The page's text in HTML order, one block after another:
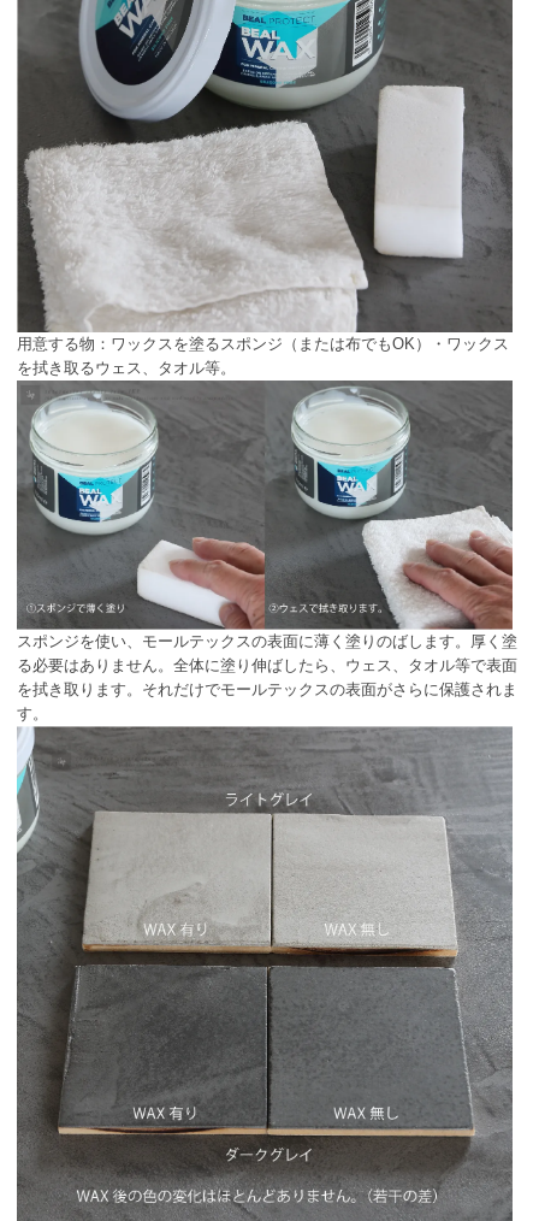
用意する物：ワックスを塗るスポンジ（または布でもOK）・ワックス
を拭き取るウェス、タオル等。
スポンジを使い、モールテックスの表面に薄く塗りのばします。厚く塗
る必要はありません。全体に塗り伸ばしたら、ウェス、タオル等で表面
を拭き取ります。それだけでモールテックスの表面がさらに保護されま
す。